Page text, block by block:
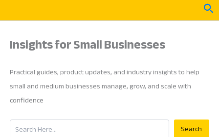
Insights for Small Businesses
Practical guides, product updates, and industry insights to help
small and medium businesses manage, grow, and scale with
confidence
Search
Search